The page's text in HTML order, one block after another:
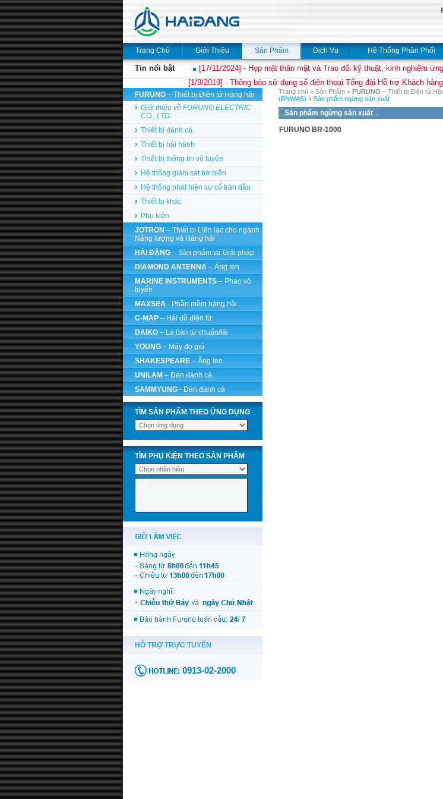
Trang Chủ Giới Thiệu Sản Phẩm Dịch Vụ Hệ Thống Phân Phối
Tin nổi bật
[17/11/2024] - Họp mặt thân mật và Trao đổi kỹ thuật, kinh nghiệm
[1/9/2019] - Thông báo sử dụng số điện thoại Tổng đài Hỗ trợ Khách
FURUNO – Thiết bị Điện tử Hàng hải
Giới thiệu về FURUNO ELECTRIC
CO., LTD.
Thiết bị đánh cá
Thiết bị hải hành
Thiết bị thông tin vô tuyến
Hệ thống giám sát bờ biển
Hệ thống phát hiện sự cố tràn dầu
Thiết bị khác
Phụ kiện
JOTRON – Thiết bị Liên lạc cho ngành
Năng lượng và Hàng hải
HẢI ĐĂNG – Sản phẩm và Giải pháp
DIAMOND ANTENNA – Ăng ten
MARINE INSTRUMENTS – Phao vô
tuyến
MAXSEA - Phần mềm hàng hải
C-MAP – Hải đồ điện tử
DAIKO – La bàn từ chuẩn/lái
YOUNG – Máy đo gió
SHAKESPEARE – Ăng ten
UNILAM – Đèn đánh cá
SAMMYUNG - Đèn đánh cá
TÌM SẢN PHẨM THEO ỨNG DỤNG
TÌM PHỤ KIỆN THEO SẢN PHẨM
Trang chủ > Sản Phẩm > FURUNO – Thiết bị Điện tử
(BNWAS) > Sản phẩm ngừng sản xuất
Sản phẩm ngừng sản xuất
FURUNO BR-1000